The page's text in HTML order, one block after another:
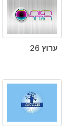
ערוץ 26